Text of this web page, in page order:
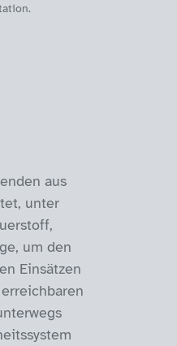
aus
unter
um den
Einsätzen